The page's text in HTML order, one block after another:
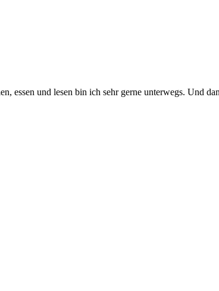
essen und lesen bin ich sehr gerne unterwegs. Und